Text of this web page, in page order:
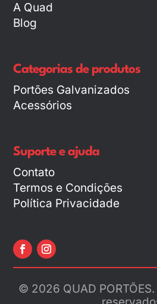
A Quad
Blog
Categorias de produtos
Portões Galvanizados
Acessórios
Suporte e ajuda
Contato
Termos e Condições
Política Privacidade
© 2026 QUAD